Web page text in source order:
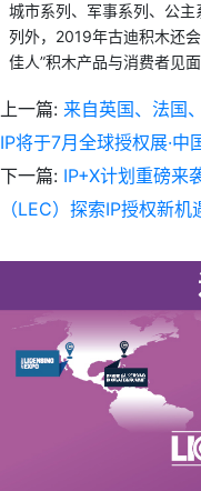
城市系列、军事系列、公
列外，2019年古迪积木还
佳人”积木产品与消费者见面
上一篇: 来自英国、法国
IP将于7月全球授权展·中
下一篇: IP+X计划重磅来
（LEC）探索IP授权新机